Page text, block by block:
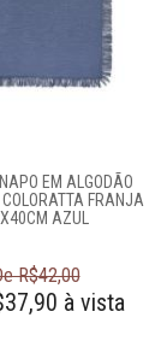
EM ALGODÃO
FRANJA
AZUL
R$42,00
à vista